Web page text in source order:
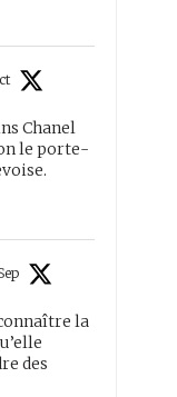
Chanel
le porte-
la
des